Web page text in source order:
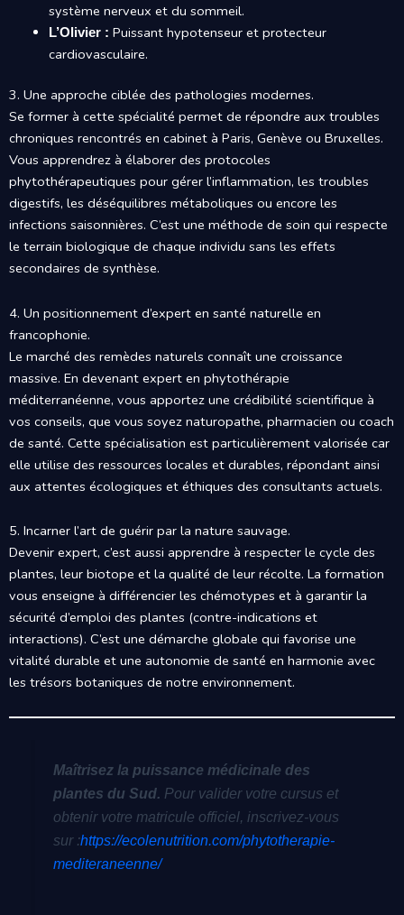
système nerveux et du sommeil.
L’Olivier : Puissant hypotenseur et protecteur
cardiovasculaire.
3. Une approche ciblée des pathologies modernes.
Se former à cette spécialité permet de répondre aux troubles
chroniques rencontrés en cabinet à Paris, Genève ou Bruxelles.
Vous apprendrez à élaborer des protocoles
phytothérapeutiques pour gérer l’inflammation, les troubles
digestifs, les déséquilibres métaboliques ou encore les
infections saisonnières. C’est une méthode de soin qui respecte
le terrain biologique de chaque individu sans les effets
secondaires de synthèse.
4. Un positionnement d’expert en santé naturelle en
francophonie.
Le marché des remèdes naturels connaît une croissance
massive. En devenant expert en phytothérapie
méditerranéenne, vous apportez une crédibilité scientifique à
vos conseils, que vous soyez naturopathe, pharmacien ou coach
de santé. Cette spécialisation est particulièrement valorisée car
elle utilise des ressources locales et durables, répondant ainsi
aux attentes écologiques et éthiques des consultants actuels.
5. Incarner l’art de guérir par la nature sauvage.
Devenir expert, c’est aussi apprendre à respecter le cycle des
plantes, leur biotope et la qualité de leur récolte. La formation
vous enseigne à différencier les chémotypes et à garantir la
sécurité d’emploi des plantes (contre-indications et
interactions). C’est une démarche globale qui favorise une
vitalité durable et une autonomie de santé en harmonie avec
les trésors botaniques de notre environnement.
Maîtrisez la puissance médicinale des
plantes du Sud. Pour valider votre cursus et
obtenir votre matricule officiel, inscrivez-vous
sur :https://ecolenutrition.com/phytotherapie-
mediteraneenne/